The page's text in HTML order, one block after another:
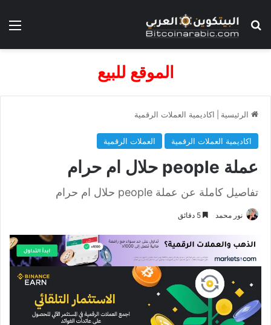
بحث عن
الموقع للبيع
الرئيسية اكاديمية العملات الرقمية
اكاديمية العملات الرقمية العملات الرقمية
عملة people حلال ام حرام
تفاصيل كاملة عن عملة people حلال ام حرام
نور محمد